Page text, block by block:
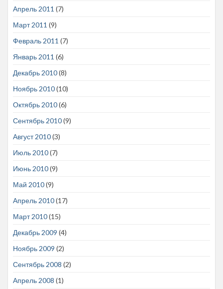
Апрель 2011 (7)
Март 2011 (9)
Февраль 2011 (7)
Январь 2011 (6)
Декабрь 2010(8)
Ноябрь 2010(10)
Октябрь 2010(6)
Сентябрь 2010(9)
Август 2010(3)
Июль 2010(7)
Июнь 2010(9)
Май 2010(9)
Апрель 2010(17)
Март 2010(15)
Декабрь 2009 (4)
Ноябрь 2009 (2)
Сентябрь 2008 (2)
Апрель 2008 (1)